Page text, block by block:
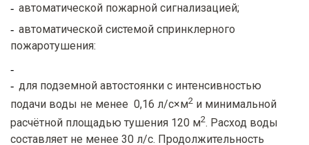
автоматической пожарной сигнализацией;
автоматической системой спринклерного
пожаротушения:
для подземной автостоянки с интенсивностью
подачи воды не менее 0,16 л/с×м2 и минимальной
расчётной площадью тушения 120 м2. Расход воды
составляет не менее 30 л/с. Продолжительность